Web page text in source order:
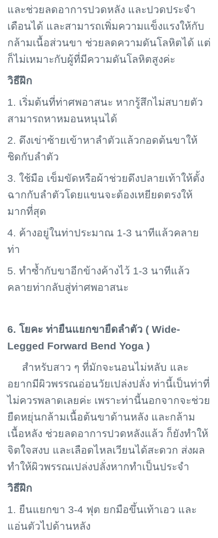
และช่วยลดอาการปวดหลัง และปวดประจำ
เดือนได้ และสามารถเพิ่มความแข็งแรงให้กับ
กล้ามเนื้อส่วนขา ช่วยลดความดันโลหิตได้ แต่
ก็ไม่เหมาะกับผู้ที่มีความดันโลหิตสูงค่ะ
วิธีฝึก
1. เริ่มต้นที่ท่าศพอาสนะ หากรู้สึกไม่สบายตัว
สามารถหาหมอนหนุนได้
2. ดึงเข่าซ้ายเข้าหาลำตัวแล้วกอดต้นขาให้
ชิดกับลำตัว
3. ใช้มือ เข็มขัดหรือผ้าช่วยดึงปลายเท้าให้ตั้ง
ฉากกับลำตัวโดยแขนจะต้องเหยียดตรงให้
มากที่สุด
4. ค้างอยู่ในท่าประมาณ 1-3 นาทีแล้วคลาย
ท่า
5. ทำซ้ำกับขาอีกข้างค้างไว้ 1-3 นาทีแล้ว
คลายท่ากลับสู่ท่าศพอาสนะ
6. โยคะ ท่ายืนแยกขายืดลำตัว ( Wide-
Legged Forward Bend Yoga )
สำหรับสาว ๆ ที่มักจะนอนไม่หลับ และ
อยากมีผิวพรรณอ่อนวัยเปล่งปลั่ง ท่านี้เป็นท่าที่
ไม่ควรพลาดเลยค่ะ เพราะท่านี้นอกจากจะช่วย
ยืดหยุ่นกล้ามเนื้อต้นขาด้านหลัง และกล้าม
เนื้อหลัง ช่วยลดอาการปวดหลังแล้ว ก็ยังทำให้
จิตใจสงบ และเลือดไหลเวียนได้สะดวก ส่งผล
ทำให้ผิวพรรณเปล่งปลั่งหากทำเป็นประจำ
วิธีฝึก
1. ยืนแยกขา 3-4 ฟุต ยกมือขึ้นเท้าเอว และ
แอ่นตัวไปด้านหลัง